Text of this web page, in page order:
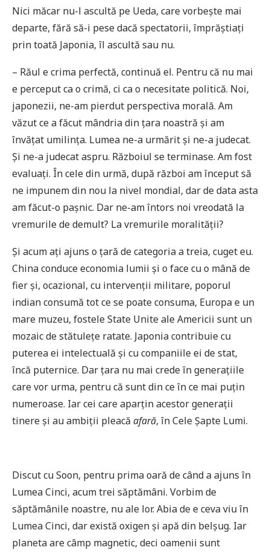
Nici măcar nu-l ascultă pe Ueda, care vorbește mai
departe, fără să-i pese dacă spectatorii, împrăștiați
prin toată Japonia, îl ascultă sau nu.
– Răul e crima perfectă, continuă el. Pentru că nu mai
e perceput ca o crimă, ci ca o necesitate politică. Noi,
japonezii, ne-am pierdut perspectiva morală. Am
văzut ce a făcut mândria din țara noastră și am
învățat umilința. Lumea ne-a urmărit și ne-a judecat.
Și ne-a judecat aspru. Războiul se terminase. Am fost
evaluați. În cele din urmă, după război am început să
ne impunem din nou la nivel mondial, dar de data asta
am făcut-o pașnic. Dar ne-am întors noi vreodată la
vremurile de demult? La vremurile moralității?
Și acum ați ajuns o țară de categoria a treia, cuget eu.
China conduce economia lumii și o face cu o mână de
fier și, ocazional, cu intervenții militare, poporul
indian consumă tot ce se poate consuma, Europa e un
mare muzeu, fostele State Unite ale Americii sunt un
mozaic de stătulețe ratate. Japonia contribuie cu
puterea ei intelectuală și cu companiile ei de stat,
încă puternice. Dar țara nu mai crede în generațiile
care vor urma, pentru că sunt din ce în ce mai puțin
numeroase. Iar cei care aparțin acestor generații
tinere și au ambiții pleacă afară, în Cele Șapte Lumi.
Discut cu Soon, pentru prima oară de când a ajuns în
Lumea Cinci, acum trei săptămâni. Vorbim de
săptămânile noastre, nu ale lor. Abia de e ceva viu în
Lumea Cinci, dar există oxigen și apă din belșug. Iar
planeta are câmp magnetic, deci oamenii sunt